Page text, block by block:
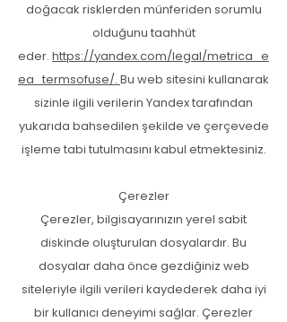
doğacak risklerden münferiden sorumlu
olduğunu taahhüt
eder. https://yandex.com/legal/metrica_e
ea_termsofuse/. Bu web sitesini kullanarak
sizinle ilgili verilerin Yandex tarafından
yukarıda bahsedilen şekilde ve çerçevede
işleme tabi tutulmasını kabul etmektesiniz.
Çerezler
Çerezler, bilgisayarınızın yerel sabit
diskinde oluşturulan dosyalardır. Bu
dosyalar daha önce gezdiğiniz web
siteleriyle ilgili verileri kaydederek daha iyi
bir kullanıcı deneyimi sağlar. Çerezler